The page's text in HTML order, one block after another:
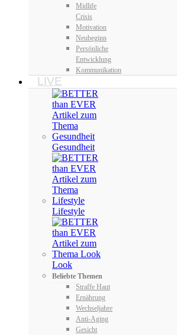
Midlife
Crisis
Motivation
Neubeginn
Persönliche
Entwicklung
Kommunikation
LIVE
Gesundheit
Lifestyle
Look
Beliebte Themen
Straffe Haut
Ernährung
Wechseljahre
Anti-Aging
Gesicht